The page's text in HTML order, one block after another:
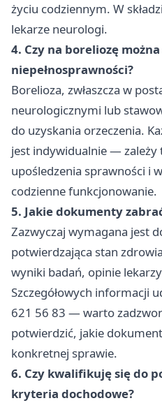
życiu codziennym. W
lekarze neurologi.
4. Czy na boreliozę
niepełnosprawności?
Borelioza, zwłaszcza w
neurologicznymi lub
do uzyskania orzeczenia.
jest indywidualnie — zależy
upośledzenia sprawności i
codzienne funkcjonowanie.
5. Jakie dokumenty
Zazwyczaj wymagana jest
potwierdzająca stan
wyniki badań, opinie
Szczegółowych informacji
621 56 83 — warto
potwierdzić, jakie
konkretnej sprawie.
6. Czy kwalifikuję się do
kryteria dochodowe?